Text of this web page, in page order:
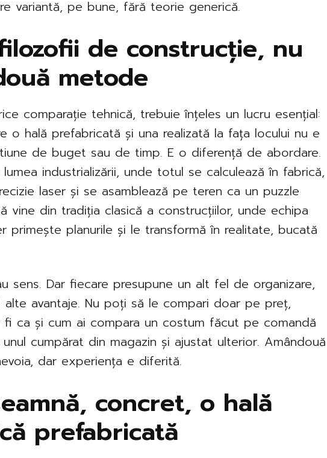
variantă, pe bune, fără teorie generică.
de construcție, nu
metode
comparație tehnică, trebuie înțeles un lucru esențial:
o hală prefabricată și una realizată la fața locului nu e
de buget sau de timp. E o diferență de abordare.
industrializării, unde totul se calculează în fabrică,
laser și se asamblează pe teren ca un puzzle
vine din tradiția clasică a construcțiilor, unde echipa
primește planurile și le transformă în realitate, bucată
sens. Dar fiecare presupune un alt fel de organizare,
alte avantaje. Nu poți să le compari doar pe preț,
ca și cum ai compara un costum făcut pe comandă
cumpărat din magazin și ajustat ulterior. Amândouă
dar experiența e diferită.
concret, o hală
prefabricată